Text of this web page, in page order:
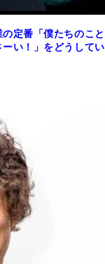
定番「僕たちのこと
い！」をどうしてい